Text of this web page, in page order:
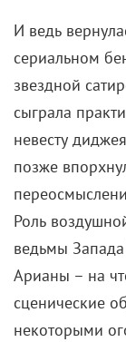
И ведь
сериальном
звездной
сыграла
невесту
позже
Роль
ведьмы
Арианы – на
сценические
некоторыми